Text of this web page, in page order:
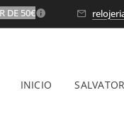
DE 50€
INICIO